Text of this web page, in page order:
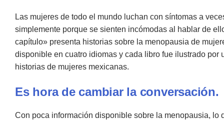
Las mujeres de todo el mundo luchan con síntomas a
simplemente porque se sienten incómodas al hablar de
capítulo» presenta historias sobre la menopausia de
disponible en cuatro idiomas y cada libro fue ilustrado por
historias de mujeres mexicanas.
Es hora de cambiar la conversación.
Con poca información disponible sobre la menopausia, lo